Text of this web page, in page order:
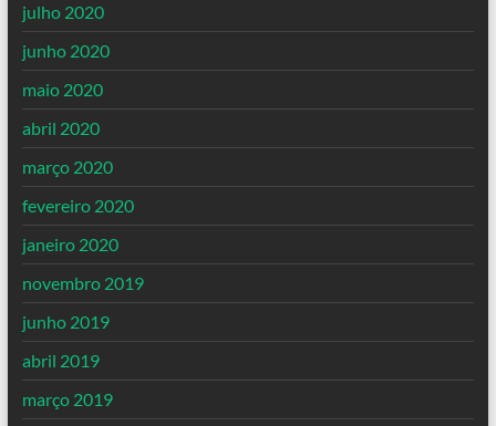
julho 2020
junho 2020
maio 2020
abril 2020
março 2020
fevereiro 2020
janeiro 2020
novembro 2019
junho 2019
abril 2019
março 2019